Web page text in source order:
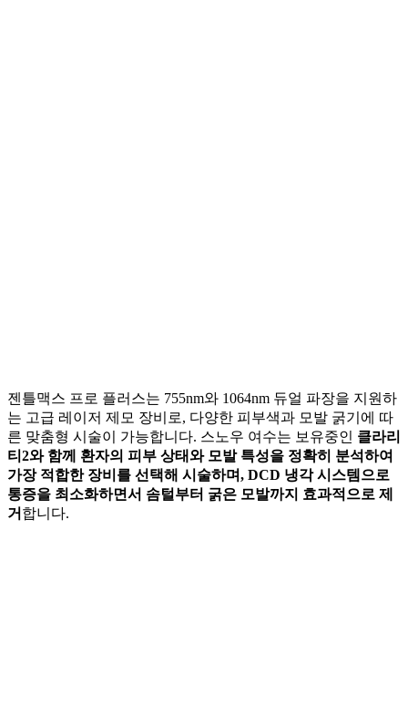
젠틀맥스 프로 플러스는 755nm와 1064nm 듀얼 파장을 지원하
는 고급 레이저 제모 장비로, 다양한 피부색과 모발 굵기에 따
른 맞춤형 시술이 가능합니다. 스노우 여수는 보유중인 클라리
티2와 함께 환자의 피부 상태와 모발 특성을 정확히 분석하여
가장 적합한 장비를 선택해 시술하며, DCD 냉각 시스템으로
통증을 최소화하면서 솜털부터 굵은 모발까지 효과적으로 제
거 합니다.